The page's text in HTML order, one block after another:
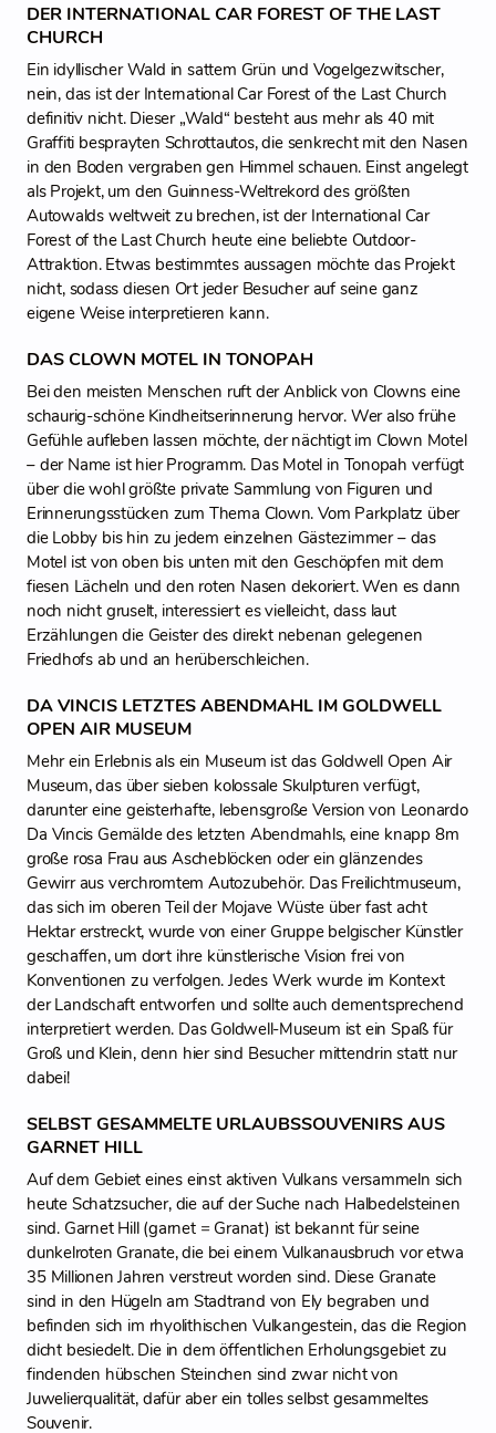
DER INTERNATIONAL CAR FOREST OF THE LAST
CHURCH
Ein idyllischer Wald in sattem Grün und Vogelgezwitscher,
nein, das ist der International Car Forest of the Last Church
definitiv nicht. Dieser „Wald“ besteht aus mehr als 40 mit
Graffiti besprayten Schrottautos, die senkrecht mit den Nasen
in den Boden vergraben gen Himmel schauen. Einst angelegt
als Projekt, um den Guinness-Weltrekord des größten
Autowalds weltweit zu brechen, ist der International Car
Forest of the Last Church heute eine beliebte Outdoor-
Attraktion. Etwas bestimmtes aussagen möchte das Projekt
nicht, sodass diesen Ort jeder Besucher auf seine ganz
eigene Weise interpretieren kann.
DAS CLOWN MOTEL IN TONOPAH
Bei den meisten Menschen ruft der Anblick von Clowns eine
schaurig-schöne Kindheitserinnerung hervor. Wer also frühe
Gefühle aufleben lassen möchte, der nächtigt im Clown Motel
– der Name ist hier Programm. Das Motel in Tonopah verfügt
über die wohl größte private Sammlung von Figuren und
Erinnerungsstücken zum Thema Clown. Vom Parkplatz über
die Lobby bis hin zu jedem einzelnen Gästezimmer – das
Motel ist von oben bis unten mit den Geschöpfen mit dem
fiesen Lächeln und den roten Nasen dekoriert. Wen es dann
noch nicht gruselt, interessiert es vielleicht, dass laut
Erzählungen die Geister des direkt nebenan gelegenen
Friedhofs ab und an herüberschleichen.
DA VINCIS LETZTES ABENDMAHL IM GOLDWELL
OPEN AIR MUSEUM
Mehr ein Erlebnis als ein Museum ist das Goldwell Open Air
Museum, das über sieben kolossale Skulpturen verfügt,
darunter eine geisterhafte, lebensgroße Version von Leonardo
Da Vincis Gemälde des letzten Abendmahls, eine knapp 8m
große rosa Frau aus Ascheblöcken oder ein glänzendes
Gewirr aus verchromtem Autozubehör. Das Freilichtmuseum,
das sich im oberen Teil der Mojave Wüste über fast acht
Hektar erstreckt, wurde von einer Gruppe belgischer Künstler
geschaffen, um dort ihre künstlerische Vision frei von
Konventionen zu verfolgen. Jedes Werk wurde im Kontext
der Landschaft entworfen und sollte auch dementsprechend
interpretiert werden. Das Goldwell-Museum ist ein Spaß für
Groß und Klein, denn hier sind Besucher mittendrin statt nur
dabei!
SELBST GESAMMELTE URLAUBSSOUVENIRS AUS
GARNET HILL
Auf dem Gebiet eines einst aktiven Vulkans versammeln sich
heute Schatzsucher, die auf der Suche nach Halbedelsteinen
sind. Garnet Hill (garnet = Granat) ist bekannt für seine
dunkelroten Granate, die bei einem Vulkanausbruch vor etwa
35 Millionen Jahren verstreut worden sind. Diese Granate
sind in den Hügeln am Stadtrand von Ely begraben und
befinden sich im rhyolithischen Vulkangestein, das die Region
dicht besiedelt. Die in dem öffentlichen Erholungsgebiet zu
findenden hübschen Steinchen sind zwar nicht von
Juwelierqualität, dafür aber ein tolles selbst gesammeltes
Souvenir.